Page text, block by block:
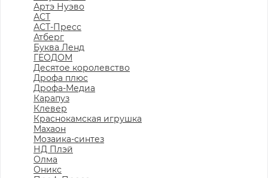
Артэ Нуэво
АСТ
АСТ-Пресс
Атберг
Буква Ленд
ГЕОДОМ
Десятое королевство
Дрофа плюс
Дрофа-Медиа
Карапуз
Клевер
Краснокамская игрушка
Махаон
Мозаика-синтез
НД Плэй
Олма
Оникс